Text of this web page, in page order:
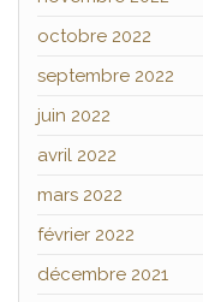
octobre 2022
septembre 2022
juin 2022
avril 2022
mars 2022
février 2022
décembre 2021